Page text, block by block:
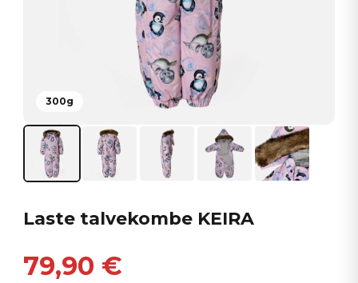
300g
Laste talvekombe KEIRA
79,90 €